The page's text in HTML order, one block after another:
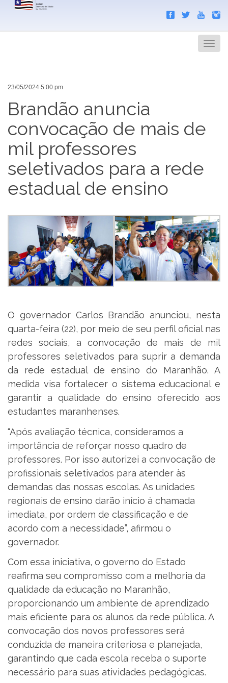
Menu
23/05/2024 5:00 pm
Brandão anuncia
convocação de mais de
mil professores
seletivados para a rede
estadual de ensino
O governador Carlos Brandão anunciou, nesta
quarta-feira (22), por meio de seu perfil oficial nas
redes sociais, a convocação de mais de mil
professores seletivados para suprir a demanda
da rede estadual de ensino do Maranhão. A
medida visa fortalecer o sistema educacional e
garantir a qualidade do ensino oferecido aos
estudantes maranhenses.
“Após avaliação técnica, consideramos a
importância de reforçar nosso quadro de
professores. Por isso autorizei a convocação de
profissionais seletivados para atender às
demandas das nossas escolas. As unidades
regionais de ensino darão início à chamada
imediata, por ordem de classificação e de
acordo com a necessidade”, afirmou o
governador.
Com essa iniciativa, o governo do Estado
reafirma seu compromisso com a melhoria da
qualidade da educação no Maranhão,
proporcionando um ambiente de aprendizado
mais eficiente para os alunos da rede pública. A
convocação dos novos professores será
conduzida de maneira criteriosa e planejada,
garantindo que cada escola receba o suporte
necessário para suas atividades pedagógicas.